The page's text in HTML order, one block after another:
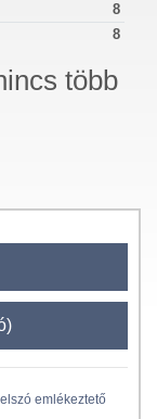
8
8
több
emlékeztető